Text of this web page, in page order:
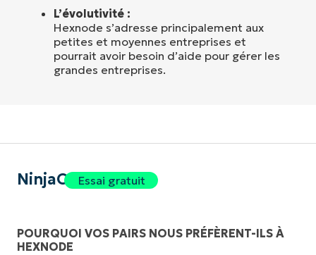
L’évolutivité :
Hexnode s’adresse principalement aux
petites et moyennes entreprises et
pourrait avoir besoin d’aide pour gérer les
grandes entreprises.
NinjaOneEssai gratuit
POURQUOI VOS PAIRS NOUS PRÉFÈRENT-ILS À
HEXNODE